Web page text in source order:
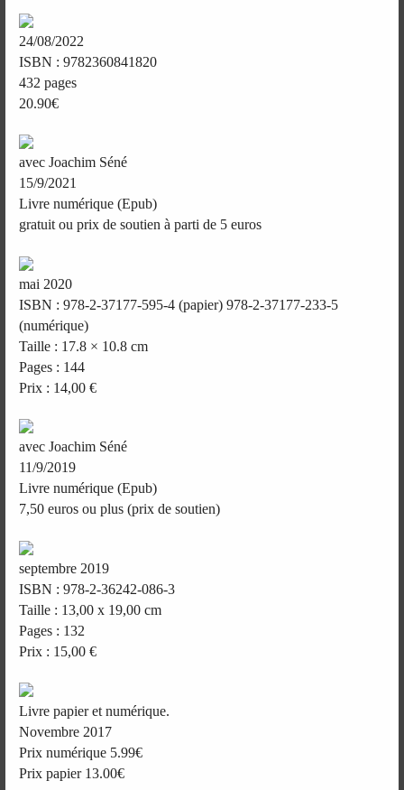
24/08/2022
ISBN : 9782360841820
432 pages
20.90€
avec Joachim Séné
15/9/2021
Livre numérique (Epub)
gratuit ou prix de soutien à parti de 5 euros
mai 2020
ISBN : 978-2-37177-595-4 (papier) 978-2-37177-233-5
(numérique)
Taille : 17.8 × 10.8 cm
Pages : 144
Prix : 14,00 €
avec Joachim Séné
11/9/2019
Livre numérique (Epub)
7,50 euros ou plus (prix de soutien)
septembre 2019
ISBN : 978-2-36242-086-3
Taille : 13,00 x 19,00 cm
Pages : 132
Prix : 15,00 €
Livre papier et numérique.
Novembre 2017
Prix numérique 5.99€
Prix papier 13.00€